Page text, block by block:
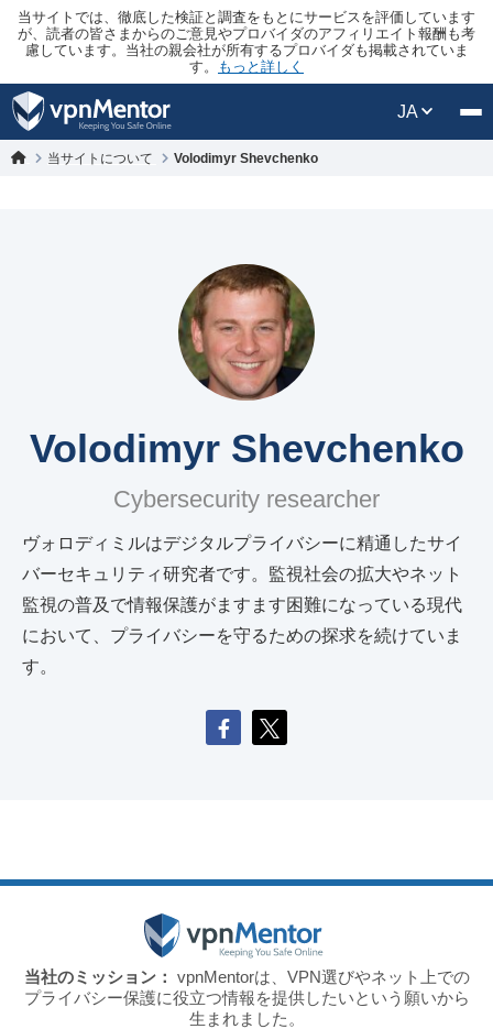
当サイトでは、徹底した検証と調査をもとにサービスを評価しています
が、読者の皆さまからのご意見やプロバイダのアフィリエイト報酬も考
慮しています。当社の親会社が所有するプロバイダも掲載されていま
す。
もっと詳しく
JA
当サイトについて Volodimyr Shevchenko
Volodimyr Shevchenko
Cybersecurity researcher
ヴォロディミルはデジタルプライバシーに精通したサイ
バーセキュリティ研究者です。監視社会の拡大やネット
監視の普及で情報保護がますます困難になっている現代
において、プライバシーを守るための探求を続けていま
す。
当社のミッション： vpnMentorは、VPN選びやネット上での
プライバシー保護に役立つ情報を提供したいという願いから
生まれました。